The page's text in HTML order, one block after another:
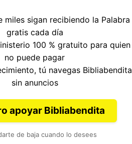
del Antiguo Testamento
miles sigan recibiendo la Palabra
gratis cada día
100 % gratuito para quien
no puede pagar
tú navegas Bibliabendita
sin anuncios
apoyar Bibliabendita
de baja cuando lo desees